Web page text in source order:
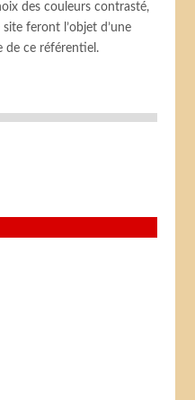
des couleurs contrasté,
site feront l’objet d’une
de ce référentiel.